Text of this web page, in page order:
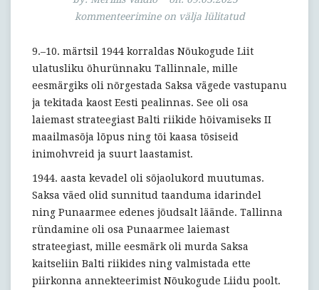
kommenteerimine on välja lülitatud
9.–10. märtsil 1944 korraldas Nõukogude Liit
ulatusliku õhurünnaku Tallinnale, mille
eesmärgiks oli nõrgestada Saksa vägede vastupanu
ja tekitada kaost Eesti pealinnas. See oli osa
laiemast strateegiast Balti riikide hõivamiseks II
maailmasõja lõpus ning tõi kaasa tõsiseid
inimohvreid ja suurt laastamist.
1944. aasta kevadel oli sõjaolukord muutumas.
Saksa väed olid sunnitud taanduma idarindel
ning Punaarmee edenes jõudsalt läände. Tallinna
ründamine oli osa Punaarmee laiemast
strateegiast, mille eesmärk oli murda Saksa
kaitseliin Balti riikides ning valmistada ette
piirkonna annekteerimist Nõukogude Liidu poolt.